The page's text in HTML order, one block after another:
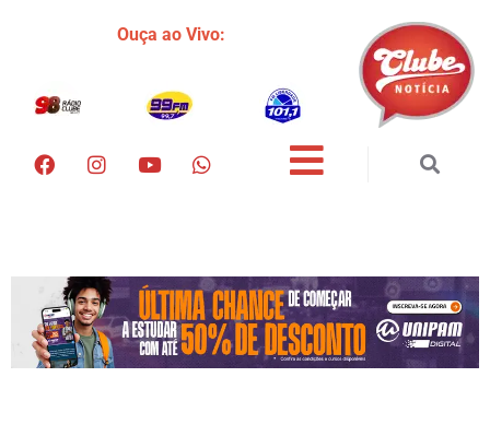
Ouça ao Vivo: